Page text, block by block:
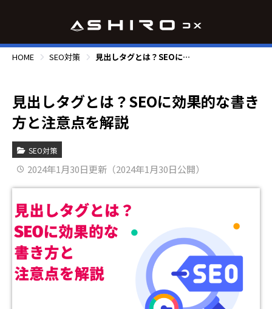
HOME SEO対策 見出しタグとは？SEOに効果的な書き方と注意点を解説
見出しタグとは？SEOに効果的な書き
方と注意点を解説
SEO対策
2024年1月30日更新（2024年1月30日公開）